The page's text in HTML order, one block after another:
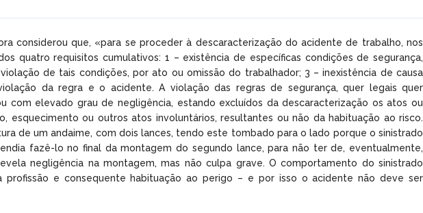
considerou que, «para se proceder à descaracterização do acidente de trabalho, nos
quatro requisitos cumulativos: 1 – existência de específicas condições de segurança,
de tais condições, por ato ou omissão do trabalhador; 3 – inexistência de causa
da regra e o acidente. A violação das regras de segurança, quer legais quer
com elevado grau de negligência, estando excluídos da descaracterização os atos ou
esquecimento ou outros atos involuntários, resultantes ou não da habituação ao risco.
de um andaime, com dois lances, tendo este tombado para o lado porque o sinistrado
fazê-lo no final da montagem do segundo lance, para não ter de, eventualmente,
negligência na montagem, mas não culpa grave. O comportamento do sinistrado
profissão e consequente habituação ao perigo – e por isso o acidente não deve ser